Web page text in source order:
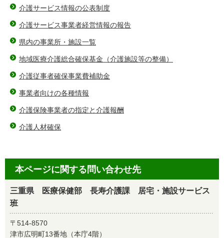
介護サービス情報の公表制度
介護サービス事業者経営情報の報告
県内の事業所・施設一覧
地域医療介護総合確保基金（介護施設等の整備）
介護従事者確保事業費補助金
事業者向けの各種情報
介護保険事業者の指定と介護報酬
介護人材確保
本ページに関する問い合わせ先
三重県 医療保健部 長寿介護課 居宅・施設サービス
班
〒514-8570
津市広明町13番地（本庁4階）